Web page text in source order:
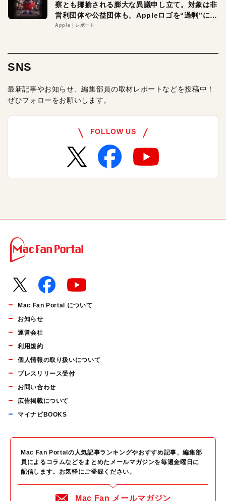
察とも揶揄される膨大な異議申し立て。対象は非
営利団体や公益団体も。Appleロゴを“過剰”に守
る理由とは
Apple レポート
SNS
最新記事やお知らせ、編集部員の取材レポートなどを投稿中！
ぜひフォローをお願いします。
FOLLOW US
Mac Fan Portal について
お知らせ
運営会社
利用規約
個人情報の取り扱いについて
プレスリリース受付
お問い合わせ
広告掲載について
マイナビBOOKS
Mac Fan Portalの人気記事ランキングやおすすめ記事、編集部
員によるコラムなどをまとめたメールマガジンを毎週金曜日に
配信します。お気軽にご登録ください。
Mac Fan メールマガジン